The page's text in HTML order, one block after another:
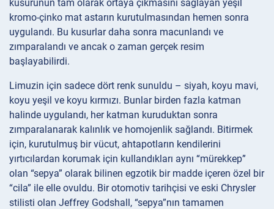
kusurunun tam olarak ortaya çıkmasını sağlayan yeşil
kromo-çinko mat astarın kurutulmasından hemen sonra
uygulandı. Bu kusurlar daha sonra macunlandı ve
zımparalandı ve ancak o zaman gerçek resim
başlayabilirdi.
Limuzin için sadece dört renk sunuldu – siyah, koyu mavi,
koyu yeşil ve koyu kırmızı. Bunlar birden fazla katman
halinde uygulandı, her katman kuruduktan sonra
zımparalanarak kalınlık ve homojenlik sağlandı. Bitirmek
için, kurutulmuş bir vücut, ahtapotların kendilerini
yırtıcılardan korumak için kullandıkları aynı “mürekkep”
olan “sepya” olarak bilinen egzotik bir madde içeren özel bir
“cila” ile elle ovuldu. Bir otomotiv tarihçisi ve eski Chrysler
stilisti olan Jeffrey Godshall, “sepya”nın tamamen